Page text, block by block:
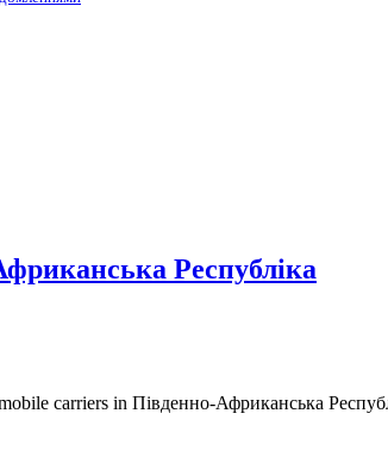
Республіка
carriers in Південно-Африканська